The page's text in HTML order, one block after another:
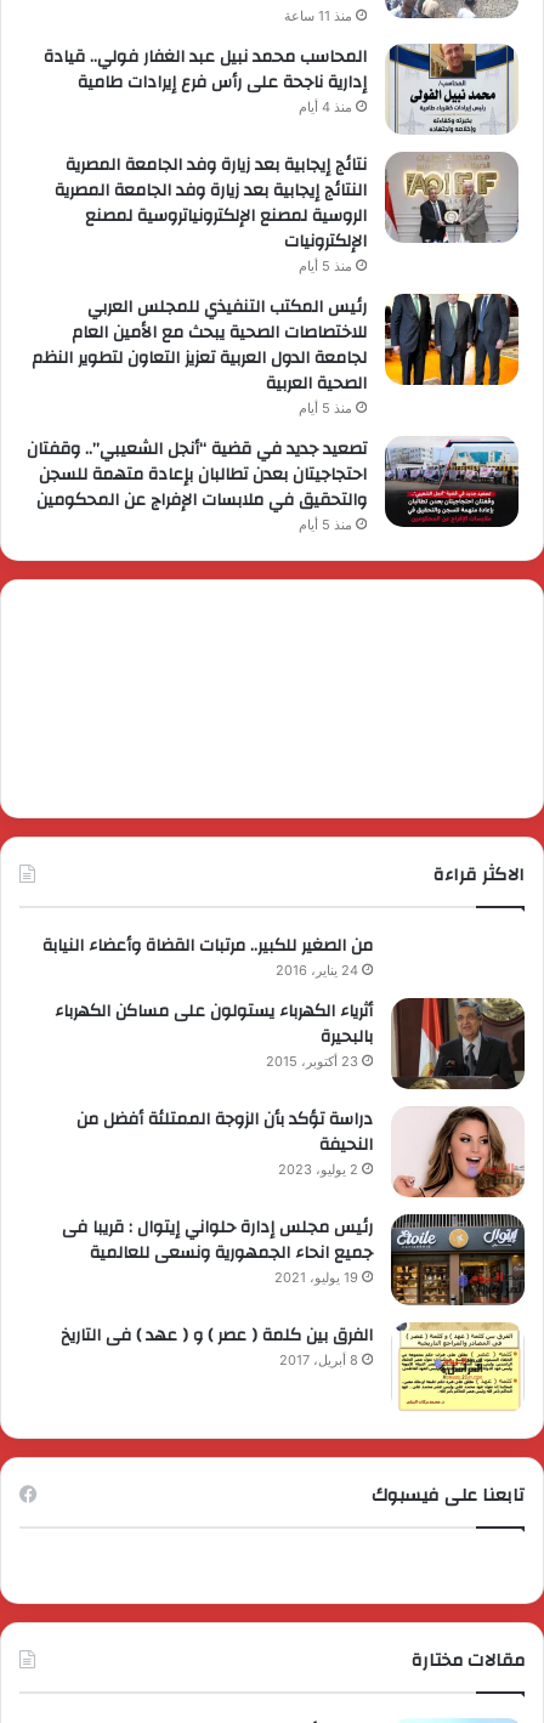
منذ 11 ساعة
المحاسب محمد نبيل عبد الغفار فولي.. قيادة
إدارية ناجحة على رأس فرع إيرادات طامية
منذ 4 أيام
نتائج إيجابية بعد زيارة وفد الجامعة المصرية
النتائج إيجابية بعد زيارة وفد الجامعة المصرية
الروسية لمصنع الإلكترونياتروسية لمصنع
الإلكترونيات
منذ 5 أيام
رئيس المكتب التنفيذي للمجلس العربي
للاختصاصات الصحية يبحث مع الأمين العام
لجامعة الدول العربية تعزيز التعاون لتطوير النظم
الصحية العربية
منذ 5 أيام
تصعيد جديد في قضية “أنجل الشعيبي”.. وقفتان
احتجاجيتان بعدن تطالبان بإعادة متهمة للسجن
والتحقيق في ملابسات الإفراج عن المحكومين
منذ 5 أيام
الاكثر قراءة
من الصغير للكبير.. مرتبات القضاة وأعضاء النيابة
24 يناير، 2016
أثرياء الكهرباء يستولون على مساكن الكهرباء
بالبحيرة
23 أكتوبر، 2015
دراسة تؤكد بأن الزوجة الممتلئة أفضل من
النحيفة
2 يوليو، 2023
رئيس مجلس إدارة حلواني إيتوال : قريبا فى
جميع انحاء الجمهورية ونسعى للعالمية
19 يوليو، 2021
الفرق بين كلمة ( عصر ) و ( عهد ) فى التاريخ
8 أبريل، 2017
تابعنا على فيسبوك
مقالات مختارة